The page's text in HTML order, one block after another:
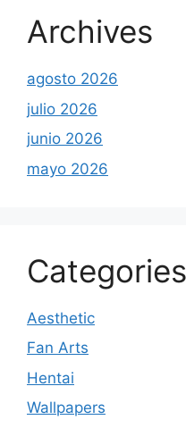
Archives
agosto 2026
julio 2026
junio 2026
mayo 2026
Categories
Aesthetic
Fan Arts
Hentai
Wallpapers